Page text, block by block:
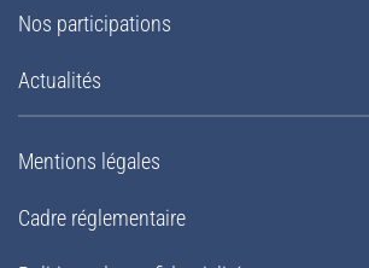
Nos participations
Actualités
Mentions légales
Cadre réglementaire